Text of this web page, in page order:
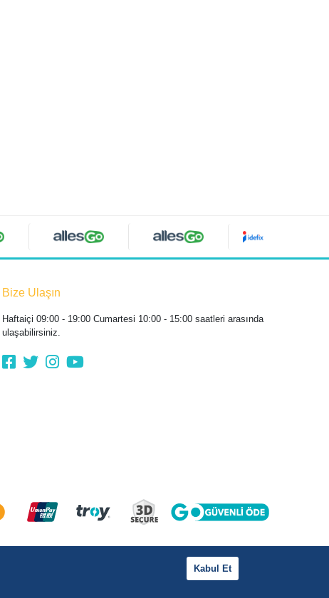
Bize Ulaşın
Haftaiçi 09:00 - 19:00 Cumartesi 10:00 - 15:00 saatleri arasında
ulaşabilirsiniz.
Kabul Et